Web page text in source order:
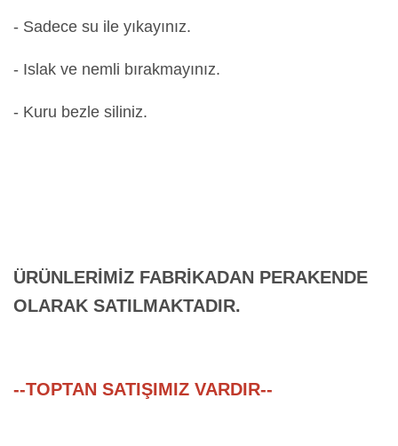
- Sadece su ile yıkayınız.
- Islak ve nemli bırakmayınız.
- Kuru bezle siliniz.
ÜRÜNLERİMİZ FABRİKADAN PERAKENDE
OLARAK SATILMAKTADIR.
--TOPTAN SATIŞIMIZ VARDIR--